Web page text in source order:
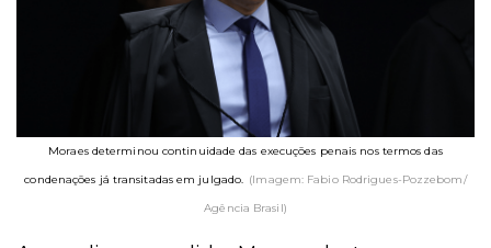
Moraes determinou continuidade das execuções penais nos termos das
condenações já transitadas em julgado. (Imagem: Fabio Rodrigues-Pozzebom/
Agência Brasil)